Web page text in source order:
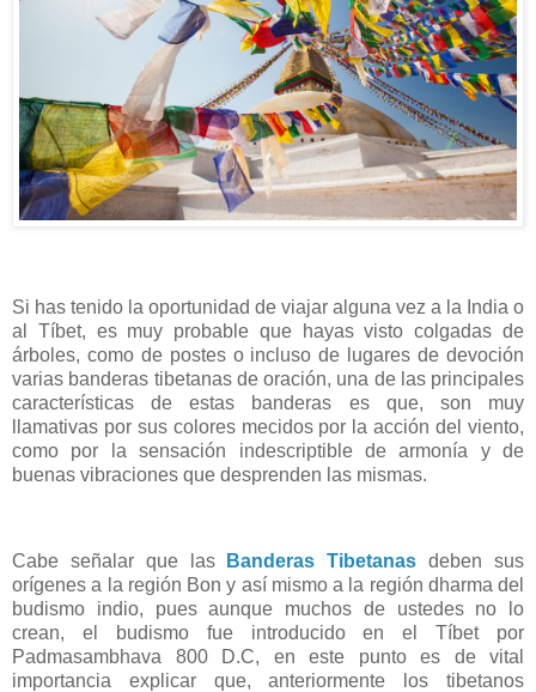
Si has tenido la oportunidad de viajar alguna vez a la India o
al Tíbet, es muy probable que hayas visto colgadas de
árboles, como de postes o incluso de lugares de devoción
varias banderas tibetanas de oración, una de las principales
características de estas banderas es que, son muy
llamativas por sus colores mecidos por la acción del viento,
como por la sensación indescriptible de armonía y de
buenas vibraciones que desprenden las mismas.
Cabe señalar que las Banderas Tibetanas deben sus
orígenes a la región Bon y así mismo a la región dharma del
budismo indio, pues aunque muchos de ustedes no lo
crean, el budismo fue introducido en el Tíbet por
Padmasambhava 800 D.C, en este punto es de vital
importancia explicar que, anteriormente los tibetanos